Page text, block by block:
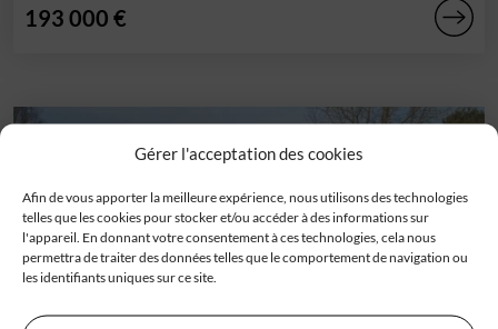
Gérer l'acceptation des cookies
Afin de vous apporter la meilleure expérience, nous utilisons des technologies
telles que les cookies pour stocker et/ou accéder à des informations sur
l'appareil. En donnant votre consentement à ces technologies, cela nous
permettra de traiter des données telles que le comportement de navigation ou
les identifiants uniques sur ce site.
193 000 €